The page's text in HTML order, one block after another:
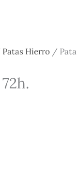
Patas Hierro / Pata